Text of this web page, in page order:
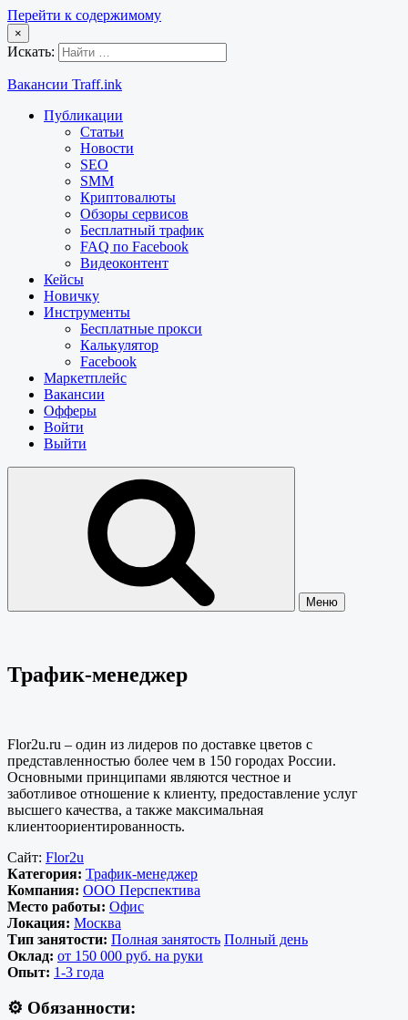
Перейти к содержимому
×
Искать:
Вакансии Traff.ink
Публикации
Статьи
Новости
SEO
SMM
Криптовалюты
Обзоры сервисов
Бесплатный трафик
FAQ по Facebook
Видеоконтент
Кейсы
Новичку
Инструменты
Бесплатные прокси
Калькулятор
Facebook
Маркетплейс
Вакансии
Офферы
Войти
Выйти
Меню
Трафик-менеджер
Flor2u.ru – один из лидеров по доставке цветов с
представленностью более чем в 150 городах России.
Основными принципами являются честное и
заботливое отношение к клиенту, предоставление услуг
высшего качества, а также максимальная
клиентоориентированность.
Сайт: Flor2u
Категория: Трафик-менеджер
Компания: ООО Перспектива
Место работы: Офис
Локация: Москва
Тип занятости: Полная занятость Полный день
Оклад: от 150 000 руб. на руки
Опыт: 1-3 года
⚙️ Обязанности: